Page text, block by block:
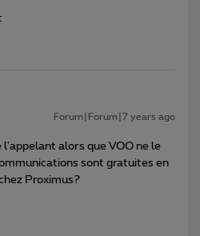
Forum|Forum|7 years ago
l'appelant alors que VOO ne le
sont gratuites en
Proximus?